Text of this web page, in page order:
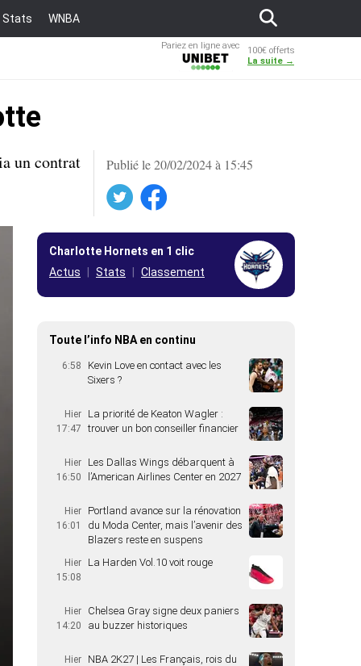
Stats WNBA
Pariez en ligne avec
100€ offerts
La suite →
Publié le 20/02/2024 à 15:45
Facebook
un contrat
Charlotte Hornets en 1 clic
Actus
Stats Classement
Toute l’info NBA en continu
6:58
Kevin Love en contact avec les
Sixers ?
Hier
17:47
La priorité de Keaton Wagler :
trouver un bon conseiller financier
Hier
16:50
Les Dallas Wings débarquent à
l’American Airlines Center en 2027
Hier
16:01
Portland avance sur la rénovation
du Moda Center, mais l’avenir des
Blazers reste en suspens
Hier
15:08
La Harden Vol.10 voit rouge
Hier
14:20
Chelsea Gray signe deux paniers
au buzzer historiques
Hier
NBA 2K27 | Les Français, rois du